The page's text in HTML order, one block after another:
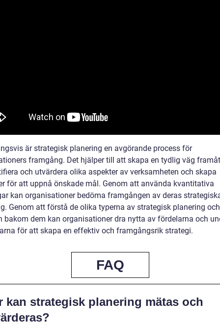
är strategisk planering en avgörande process för
framgång. Det hjälper till att skapa en tydlig väg
och utvärdera olika aspekter av verksamheten och skapa
för att uppnå önskade mål. Genom att använda kvantitativa
kan organisationer bedöma framgången av deras
Genom att förstå de olika typerna av strategisk planering och
bakom dem kan organisationer dra nytta av fördelarna och
för att skapa en effektiv och framgångsrik strategi.
FAQ
kan strategisk planering mätas och